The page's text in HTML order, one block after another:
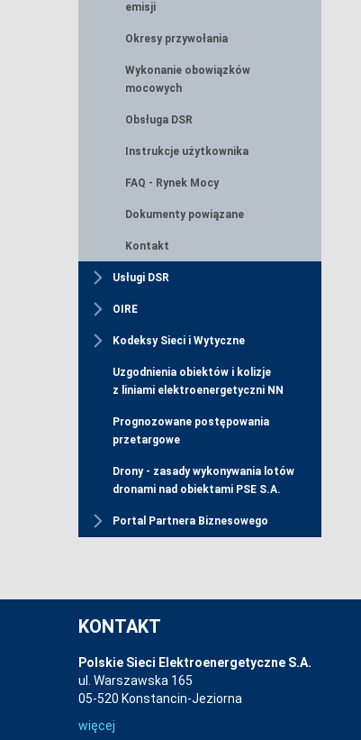
emisji
Okresy przywołania
Wykonanie obowiązków
mocowych
Obsługa DSR
Instrukcje użytkownika
FAQ - Rynek Mocy
Dokumenty powiązane
Kontakt
Usługi DSR
OIRE
Kodeksy Sieci i Wytyczne
Uzgodnienia obiektów i kolizje
z liniami elektroenergetyczni NN
Prognozowane postępowania
przetargowe
Drony - zasady wykonywania lotów
dronami nad obiektami PSE S.A.
Portal Partnera Biznesowego
KONTAKT
Polskie Sieci Elektroenergetyczne S.A.
ul. Warszawska 165
05-520 Konstancin-Jeziorna
więcej